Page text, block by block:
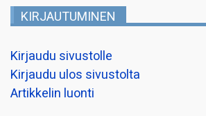
KIRJAUTUMINEN
Kirjaudu sivustolle
Kirjaudu ulos sivustolta
Artikkelin luonti